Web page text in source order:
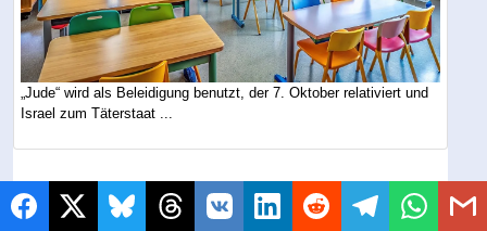
„Jude“ wird als Beleidigung benutzt, der 7. Oktober relativiert und
Israel zum Täterstaat ...
Themen